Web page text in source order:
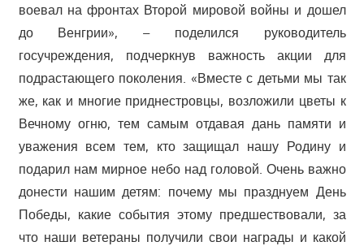
воевал на фронтах Второй мировой войны и дошел
до Венгрии», – поделился руководитель
госучреждения, подчеркнув важность акции для
подрастающего поколения. «Вместе с детьми мы так
же, как и многие приднестровцы, возложили цветы к
Вечному огню, тем самым отдавая дань памяти и
уважения всем тем, кто защищал нашу Родину и
подарил нам мирное небо над головой. Очень важно
донести нашим детям: почему мы празднуем День
Победы, какие события этому предшествовали, за
что наши ветераны получили свои награды и какой